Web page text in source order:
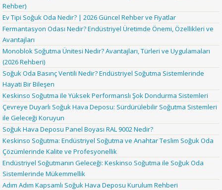
Rehber)
Ev Tipi Soğuk Oda Nedir? | 2026 Güncel Rehber ve Fiyatlar
Fermantasyon Odası Nedir? Endüstriyel Üretimde Önemi, Özellikleri ve
Avantajları
Monoblok Soğutma Ünitesi Nedir? Avantajları, Türleri ve Uygulamaları
(2026 Rehberi)
Soğuk Oda Basınç Ventili Nedir? Endüstriyel Soğutma Sistemlerinde
Hayati Bir Bileşen
Keskinso Soğutma ile Yüksek Performanslı Şok Dondurma Sistemleri
Çevreye Duyarlı Soğuk Hava Deposu: Sürdürülebilir Soğutma Sistemleri
ile Geleceği Koruyun
Soğuk Hava Deposu Panel Boyası RAL 9002 Nedir?
Keskinso Soğutma: Endüstriyel Soğutma ve Anahtar Teslim Soğuk Oda
Çözümlerinde Kalite ve Profesyonellik
Endüstriyel Soğutmanın Geleceği: Keskinso Soğutma ile Soğuk Oda
Sistemlerinde Mükemmellik
Adım Adım Kapsamlı Soğuk Hava Deposu Kurulum Rehberi